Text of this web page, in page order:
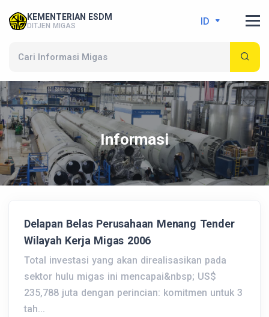
KEMENTERIAN ESDM
DITJEN MIGAS ID
Informasi
Delapan Belas Perusahaan Menang Tender
Wilayah Kerja Migas 2006
Total investasi yang akan direalisasikan pada
sektor hulu migas ini mencapai&nbsp; US$
235,788 juta dengan perincian: komitmen untuk 3
tah...